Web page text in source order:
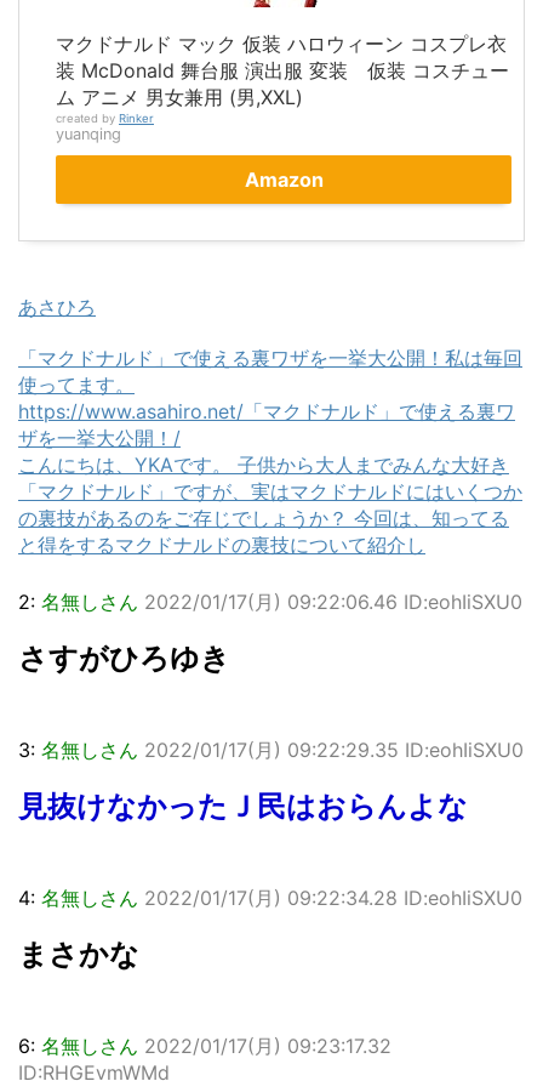
マクドナルド マック 仮装 ハロウィーン コスプレ衣
装 McDonald 舞台服 演出服 変装 仮装 コスチュー
ム アニメ 男女兼用 (男,XXL)
created by Rinker
yuanqing
Amazon
あさひろ
「マクドナルド」で使える裏ワザを一挙大公開！私は毎回
使ってます。
https://www.asahiro.net/「マクドナルド」で使える裏ワ
ザを一挙大公開！/
こんにちは、YKAです。 子供から大人までみんな大好き
「マクドナルド」ですが、実はマクドナルドにはいくつか
の裏技があるのをご存じでしょうか？ 今回は、知ってる
と得をするマクドナルドの裏技について紹介し
2: 名無しさん 2022/01/17(月) 09:22:06.46 ID:eohIiSXU0
さすがひろゆき
3: 名無しさん 2022/01/17(月) 09:22:29.35 ID:eohIiSXU0
見抜けなかったＪ民はおらんよな
4: 名無しさん 2022/01/17(月) 09:22:34.28 ID:eohIiSXU0
まさかな
6: 名無しさん 2022/01/17(月) 09:23:17.32
ID:RHGEvmWMd